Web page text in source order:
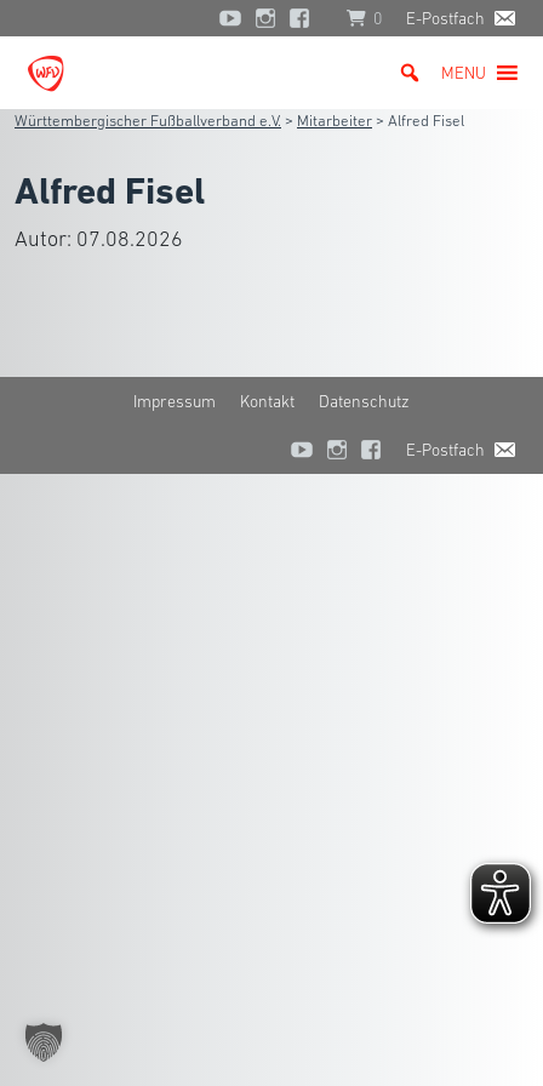
0 E-Postfach
MENU
Württembergischer Fußballverband e.V. > Mitarbeiter > Alfred Fisel
Alfred Fisel
Autor: 07.08.2026
Impressum Kontakt Datenschutz
E-Postfach